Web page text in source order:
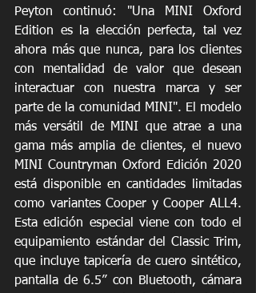
Peyton continuó: "Una MINI Oxford
Edition es la elección perfecta, tal vez
ahora más que nunca, para los clientes
con mentalidad de valor que desean
interactuar con nuestra marca y ser
parte de la comunidad MINI". El modelo
más versátil de MINI que atrae a una
gama más amplia de clientes, el nuevo
MINI Countryman Oxford Edición 2020
está disponible en cantidades limitadas
como variantes Cooper y Cooper ALL4.
Esta edición especial viene con todo el
equipamiento estándar del Classic Trim,
que incluye tapicería de cuero sintético,
pantalla de 6.5” con Bluetooth, cámara